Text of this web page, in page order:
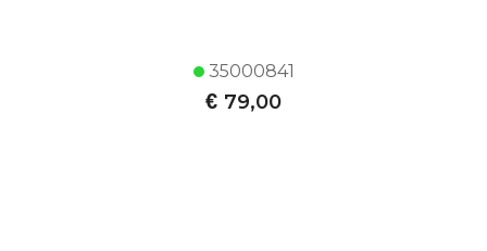
35000841
€ 79,00